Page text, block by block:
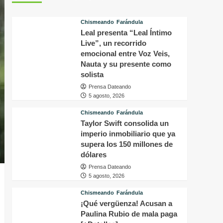
Chismeando Farándula
Leal presenta “Leal Íntimo
Live”, un recorrido
emocional entre Voz Veis,
Nauta y su presente como
solista
Prensa Dateando
5 agosto, 2026
Chismeando Farándula
Taylor Swift consolida un
imperio inmobiliario que ya
supera los 150 millones de
dólares
Prensa Dateando
5 agosto, 2026
Chismeando Farándula
¡Qué vergüenza! Acusan a
Paulina Rubio de mala paga